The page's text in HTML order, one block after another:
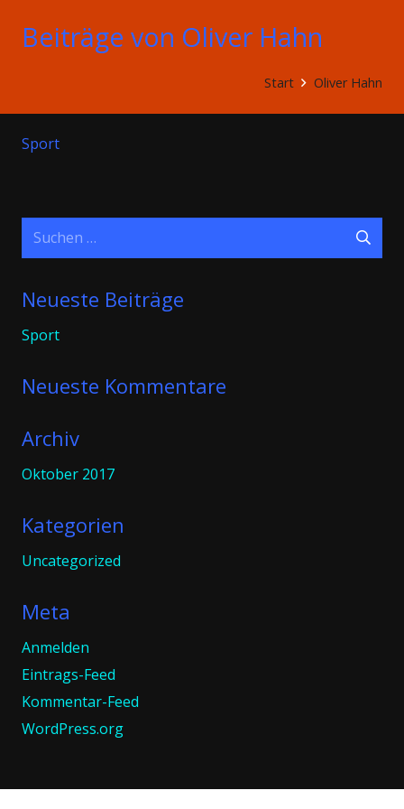
Beiträge von Oliver Hahn
Start Oliver Hahn
Sport
Suchen
nach:
Neueste Beiträge
Sport
Neueste Kommentare
Archiv
Oktober 2017
Kategorien
Uncategorized
Meta
Anmelden
Eintrags-Feed
Kommentar-Feed
WordPress.org